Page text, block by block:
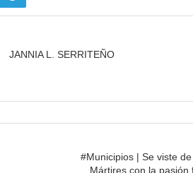
JANNIA L. SERRITEÑO
#Municipios | Se viste
Mártires con la pasión